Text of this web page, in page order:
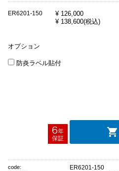
ER6201-150 ¥ 126,000
¥ 138,600(税込)
オプション
防炎ラベル貼付
code: ER6201-150